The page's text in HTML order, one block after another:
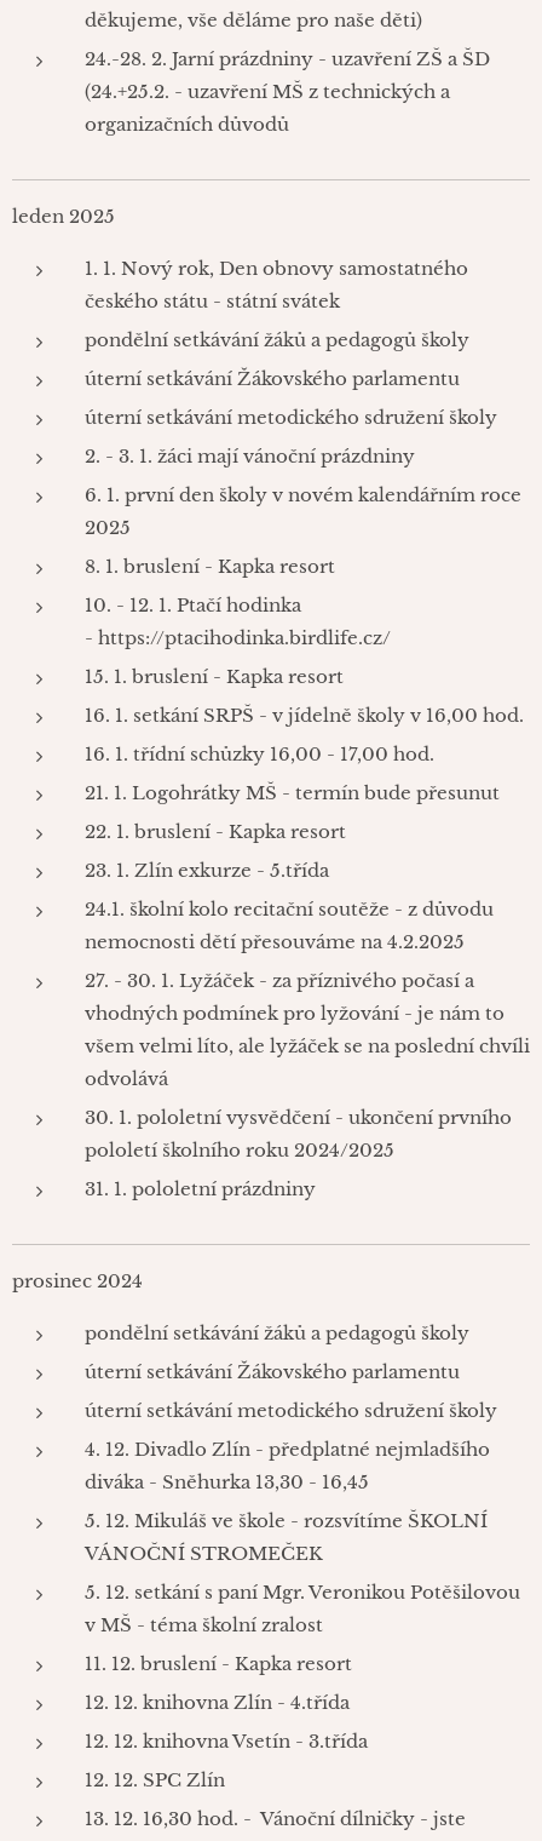
děkujeme, vše děláme pro naše děti)
24.-28. 2. Jarní prázdniny - uzavření ZŠ a ŠD
(24.+25.2. - uzavření MŠ z technických a
organizačních důvodů
leden 2025
1. 1. Nový rok, Den obnovy samostatného
českého státu - státní svátek
pondělní setkávání žáků a pedagogů školy
úterní setkávání Žákovského parlamentu
úterní setkávání metodického sdružení školy
2. - 3. 1. žáci mají vánoční prázdniny
6. 1. první den školy v novém kalendářním roce
2025
8. 1. bruslení - Kapka resort
10. - 12. 1. Ptačí hodinka
- https://ptacihodinka.birdlife.cz/
15. 1. bruslení - Kapka resort
16. 1. setkání SRPŠ - v jídelně školy v 16,00 hod.
16. 1. třídní schůzky 16,00 - 17,00 hod.
21. 1. Logohrátky MŠ - termín bude přesunut
22. 1. bruslení - Kapka resort
23. 1. Zlín exkurze - 5.třída
24.1. školní kolo recitační soutěže - z důvodu
nemocnosti dětí přesouváme na 4.2.2025
27. - 30. 1. Lyžáček - za příznivého počasí a
vhodných podmínek pro lyžování - je nám to
všem velmi líto, ale lyžáček se na poslední chvíli
odvolává
30. 1. pololetní vysvědčení - ukončení prvního
pololetí školního roku 2024/2025
31. 1. pololetní prázdniny
prosinec 2024
pondělní setkávání žáků a pedagogů školy
úterní setkávání Žákovského parlamentu
úterní setkávání metodického sdružení školy
4. 12. Divadlo Zlín - předplatné nejmladšího
diváka - Sněhurka 13,30 - 16,45
5. 12. Mikuláš ve škole - rozsvítíme ŠKOLNÍ
VÁNOČNÍ STROMEČEK
5. 12. setkání s paní Mgr. Veronikou Potěšilovou
v MŠ - téma školní zralost
11. 12. bruslení - Kapka resort
12. 12. knihovna Zlín - 4.třída
12. 12. knihovna Vsetín - 3.třída
12. 12. SPC Zlín
13. 12. 16,30 hod. - Vánoční dílničky - jste